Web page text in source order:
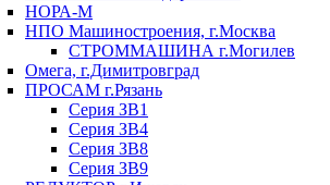
НОРА-М
НПО Машиностроения, г.Москва
СТРОММАШИНА г.Могилев
Омега, г.Димитровград
ПРОСАМ г.Рязань
Серия ЗВ1
Серия ЗВ4
Серия ЗВ8
Серия ЗВ9